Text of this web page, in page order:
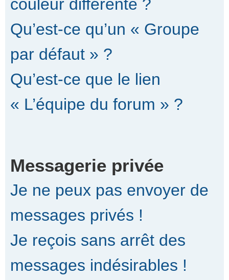
couleur différente ?
Qu’est-ce qu’un « Groupe
par défaut » ?
Qu’est-ce que le lien
« L’équipe du forum » ?
Messagerie privée
Je ne peux pas envoyer de
messages privés !
Je reçois sans arrêt des
messages indésirables !